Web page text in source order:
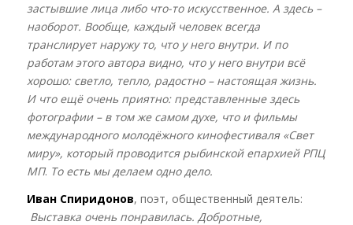
застывшие лица либо что-то искусственное. А здесь –
наоборот. Вообще, каждый человек всегда
транслирует наружу то, что у него внутри. И по
работам этого автора видно, что у него внутри всё
хорошо: светло, тепло, радостно – настоящая жизнь.
И что ещё очень приятно: представленные здесь
фотографии – в том же самом духе, что и фильмы
международного молодёжного кинофестиваля «Свет
миру», который проводится рыбинской епархией РПЦ
МП. То есть мы делаем одно дело.
Иван Спиридонов, поэт, общественный деятель:
Выставка очень понравилась. Добротные,